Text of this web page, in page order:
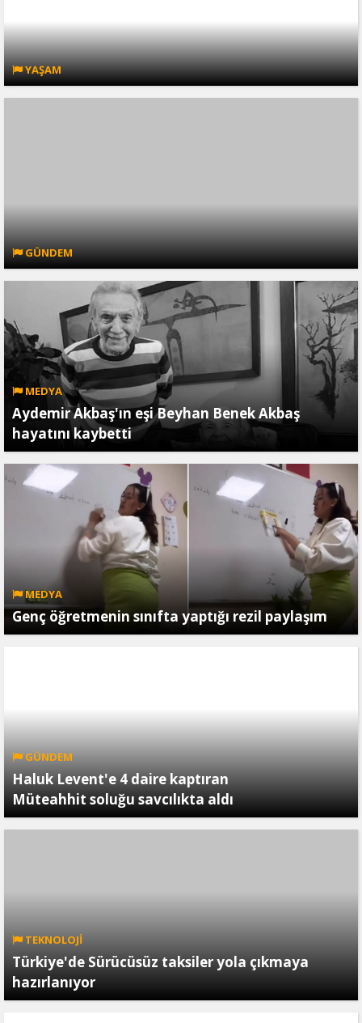
YAŞAM
GÜNDEM
MEDYA
Aydemir Akbaş'ın eşi Beyhan Benek Akbaş
hayatını kaybetti
MEDYA
Genç öğretmenin sınıfta yaptığı rezil paylaşım
GÜNDEM
Haluk Levent'e 4 daire kaptıran
Müteahhit soluğu savcılıkta aldı
TEKNOLOJİ
Türkiye'de Sürücüsüz taksiler yola çıkmaya
hazırlanıyor